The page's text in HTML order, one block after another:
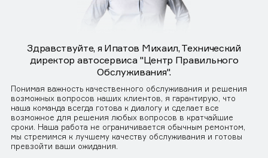
Здравствуйте, я Ипатов Михаил, Технический
директор автосервиса "Центр Правильного
Обслуживания".
Понимая важность качественного обслуживания и решения
возможных вопросов наших клиентов, я гарантирую, что
наша команда всегда готова к диалогу и сделает все
возможное для решения любых вопросов в кратчайшие
сроки. Наша работа не ограничивается обычным ремонтом,
мы стремимся к лучшему качеству обслуживания и готовы
превзойти ваши ожидания.